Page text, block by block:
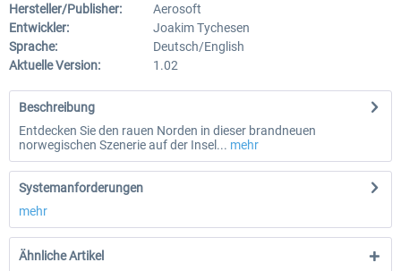
Hersteller/Publisher:
Aerosoft
Entwickler:
Joakim Tychesen
Sprache:
Deutsch/English
Aktuelle Version:
1.02
Beschreibung
Entdecken Sie den rauen Norden in dieser brandneuen
norwegischen Szenerie auf der Insel... mehr
Systemanforderungen
mehr
Ähnliche Artikel